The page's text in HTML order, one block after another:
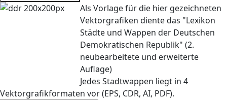
Als Vorlage für die hier gezeichneten
Vektorgrafiken diente das "Lexikon
Städte und Wappen der Deutschen
Demokratischen Republik" (2.
neubearbeitete und erweiterte
Auflage)
Jedes Stadtwappen liegt in 4
Vektorgrafikformaten vor (EPS, CDR, AI, PDF).